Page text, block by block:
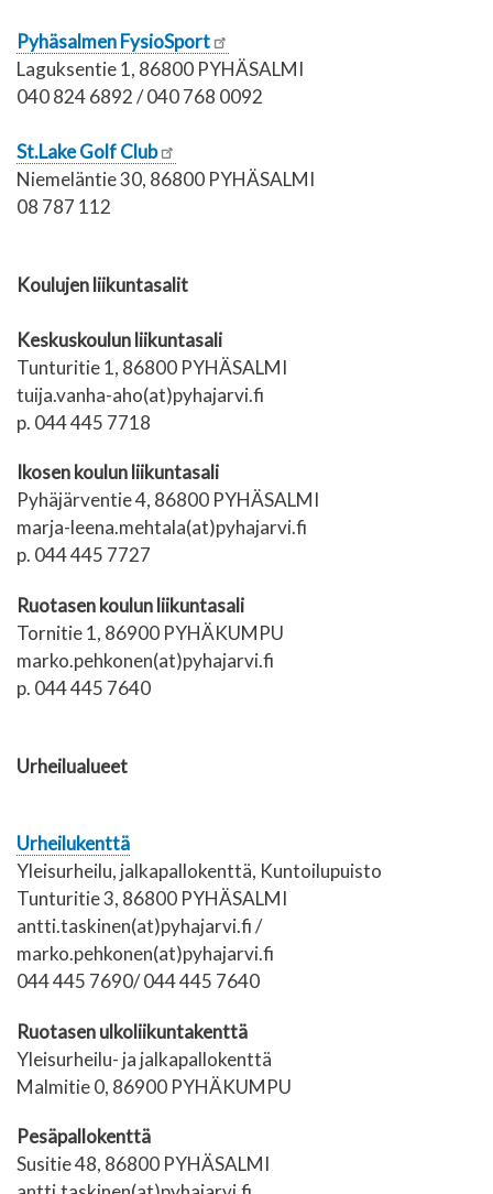
Pyhäsalmen FysioSport
Laguksentie 1, 86800 PYHÄSALMI
040 824 6892 / 040 768 0092
St.Lake Golf Club
Niemeläntie 30, 86800 PYHÄSALMI
08 787 112
Koulujen liikuntasalit
Keskuskoulun liikuntasali
Tunturitie 1, 86800 PYHÄSALMI
tuija.vanha-aho(at)pyhajarvi.fi
p. 044 445 7718
Ikosen koulun liikuntasali
Pyhäjärventie 4, 86800 PYHÄSALMI
marja-leena.mehtala(at)pyhajarvi.fi
p. 044 445 7727
Ruotasen koulun liikuntasali
Tornitie 1, 86900 PYHÄKUMPU
marko.pehkonen(at)pyhajarvi.fi
p. 044 445 7640
Urheilualueet
Urheilukenttä
Yleisurheilu, jalkapallokenttä, Kuntoilupuisto
Tunturitie 3, 86800 PYHÄSALMI
antti.taskinen(at)pyhajarvi.fi /
marko.pehkonen(at)pyhajarvi.fi
044 445 7690/ 044 445 7640
Ruotasen ulkoliikuntakenttä
Yleisurheilu- ja jalkapallokenttä
Malmitie 0, 86900 PYHÄKUMPU
Pesäpallokenttä
Susitie 48, 86800 PYHÄSALMI